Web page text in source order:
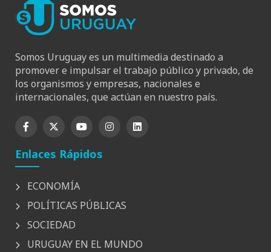
Somos Uruguay es un multimedia destinado a
promover e impulsar el trabajo público y privado, de
los organismos y empresas, nacionales e
internacionales, que actúan en nuestro país.
Enlaces Rápidos
ECONOMÍA
POLÍTICAS PÚBLICAS
SOCIEDAD
URUGUAY EN EL MUNDO